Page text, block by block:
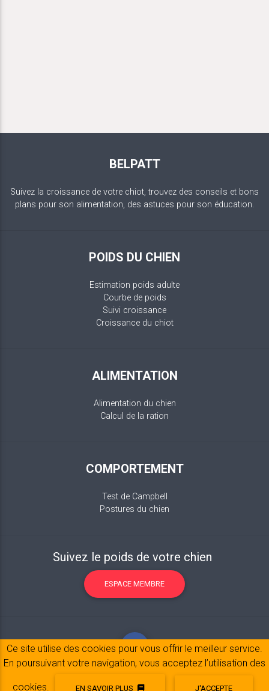
BELPATT
Suivez la croissance de votre chiot, trouvez des conseils et bons
plans pour son alimentation, des astuces pour son éducation.
POIDS DU CHIEN
Estimation poids adulte
Courbe de poids
Suivi croissance
Croissance du chiot
ALIMENTATION
Alimentation du chien
Calcul de la ration
COMPORTEMENT
Test de Campbell
Postures du chien
Suivez le poids de votre chien
ESPACE MEMBRE
Ce site utilise des cookies pour vous offrir le meilleur service.
En poursuivant votre navigation, vous acceptez l’utilisation des
cookies. EN SAVOIR PLUS J'ACCEPTE